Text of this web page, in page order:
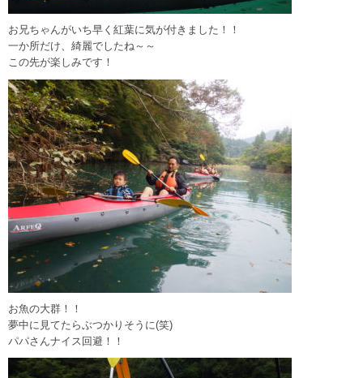
お兄ちゃんがいち早く紅葉に気が付きました！！
一か所だけ、綺麗でしたね～～
この先が楽しみです！
お魚の大群！！
夢中に見てたらぶつかりそうに(笑)
パパさんナイス回避！！